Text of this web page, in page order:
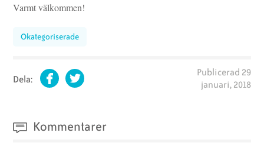
Varmt välkommen!
Okategoriserade
Dela: FacebookTwitter
Publicerad 29
januari, 2018
Kommentarer